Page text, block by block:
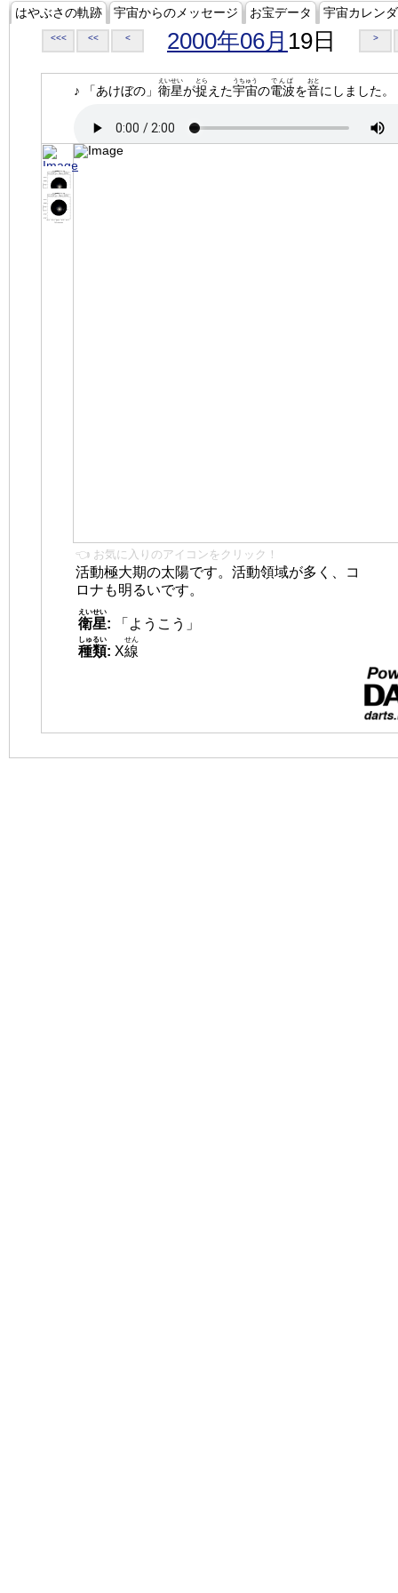
はやぶさの軌跡 宇宙からのメッセージ お宝データ 宇宙カレン
<<< << < 2000年06月 19日 >
♪ 「あけぼの」 衛星
えいせい
が捉
とら
えた宇宙
うちゅう
の電波
でんぱ
を音
おと
にしました。
👈 お気に入りのアイコンをクリック！
活動極大期の太陽です。活動領域が多く、コ
ロナも明るいです。
衛星
えいせい
:
「ようこう」
種類
しゅるい
: X線
せん